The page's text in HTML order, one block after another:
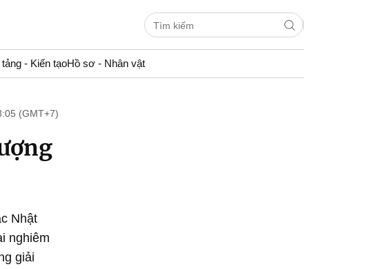
- Kiến tạoHồ sơ - Nhân vật
(GMT+7)
Nhật
nghiêm
giải